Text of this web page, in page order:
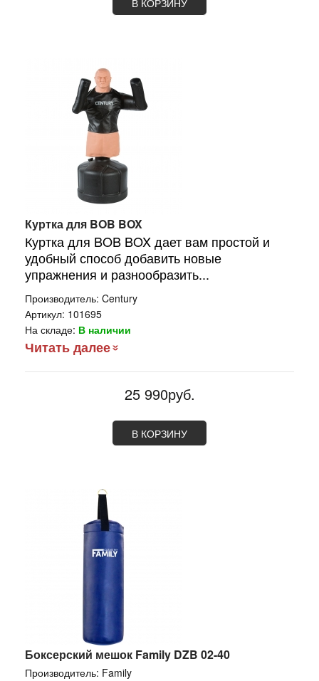
В КОРЗИНУ
Куртка для BOB BOX
Куртка для BOB BOX дает вам простой и
удобный способ добавить новые
упражнения и разнообразить...
Производитель: Century
Артикул: 101695
На складе: В наличии
Читать далее
25 990руб.
В КОРЗИНУ
Боксерский мешок Family DZB 02-40
Производитель: Family